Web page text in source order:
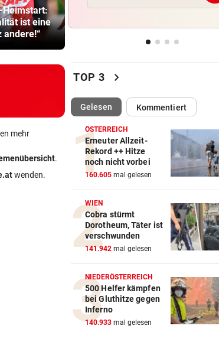
Heimstart:
ist eine
andere!“
geworfen: „Kein
Strittiger
mehr
.
wenden.
Wieder in der Klinik: Große
Sex-Massagen-Skandal:
Südkorea entschuldigt sich
STREIT GEHT WEITER
Richter aus Zug geworfen:
Anspruch auf Sitz“
„KRONE“-KOMMENTARE vor
Strittiger Kanzler-Sager:
TOP 3 chevron_right
Gelesen(ausgewählt)Kommentiert
ÖSTERREICH
Erneuter Allzeit-
Rekord ++ Hitze
noch nicht vorbei
160.605 mal gelesen
WIEN
Cobra stürmt
Dorotheum, Täter ist
verschwunden
141.942 mal gelesen
NIEDERÖSTERREICH
500 Helfer kämpfen
bei Gluthitze gegen
Inferno
140.933 mal gelesen